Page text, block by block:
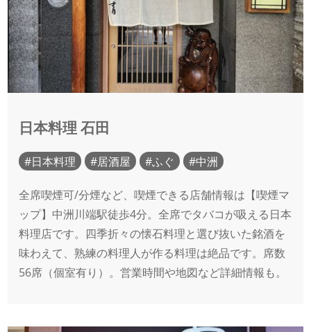
日本料理 石田
日本料理 居酒屋 ふぐ 中洲
全席喫煙可/分煙など、喫煙できる店舗情報は【喫煙マ
ップ】中洲川端駅徒歩4分。全席でタバコが吸える日本
料理店です。四季折々の懐石料理と選び抜いた銘酒を
味わえて、熟練の料理人が作る料理は絶品です。席数
56席（個室有り）。営業時間や地図など詳細情報も。